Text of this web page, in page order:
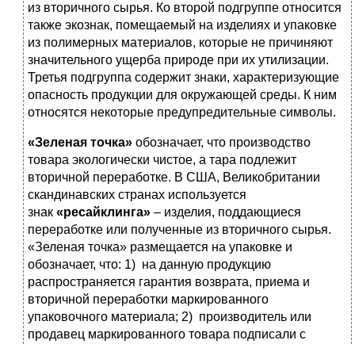
из вторичного сырья. Ко второй подгруппе относится
также экознак, помещаемый на изделиях и упаковке
из полимерных материалов, которые не причиняют
значительного ущерба природе при их утилизации.
Третья подгруппа содержит знаки, характеризующие
опасность продукции для окружающей среды. К ним
относятся некоторые предупредительные симво­лы.
«Зеленая точка» обозначает, что производство
товара экологически чистое, а тара подлежит
вторичной переработке. В США, Великобритании
скандинавских странах используется
знак «ресайклинга» – изделия, поддающиеся
переработке или полученные из вторичного сырья.
«Зеленая точка» размещается на упаковке и
обозначает, что: 1) на данную продукцию
распространяется гарантия возврата, приема и
вторичной переработки маркированного
упаковочного материала; 2) производитель или
продавец маркированного товара подписали с